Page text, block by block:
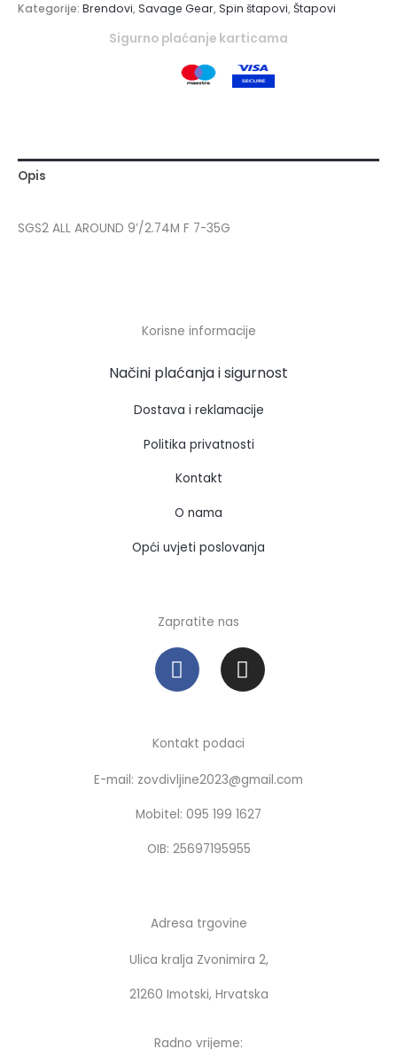
Kategorije: Brendovi,Savage Gear,Spin štapovi,Štapovi
Sigurno plaćanje karticama
Opis
SGS2 ALL AROUND 9’/2.74M F 7-35G
Korisne informacije
Načini plaćanja i sigurnost
Dostava i reklamacije
Politika privatnosti
Kontakt
O nama
Opći uvjeti poslovanja
Zapratite nas
F
a
c
b
o
o
k
I
n
s
a
g
r
a
m
Kontakt podaci
E-mail: zovdivljine2023@gmail.com
Mobitel: 095 199 1627
OIB: 25697195955
Adresa trgovine
Ulica kralja Zvonimira 2,
21260 Imotski, Hrvatska
Radno vrijeme: